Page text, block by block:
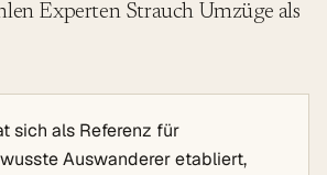
Experten Strauch Umzüge als
sich als Referenz für
Auswanderer etabliert,